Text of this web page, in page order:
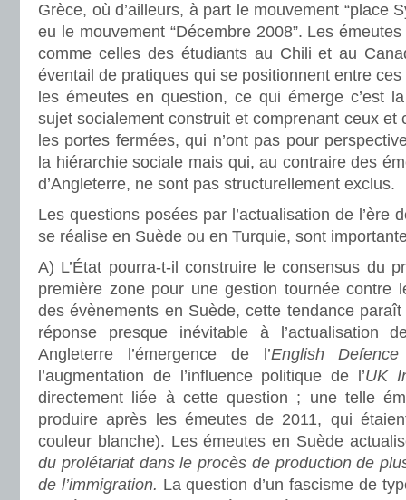
Grèce, où d’ailleurs, à part le mouvement “place
eu le mouvement “Décembre 2008”. Les
comme celles des étudiants au Chili et au
éventail de pratiques qui se positionnent entre
les émeutes en question, ce qui émerge c’est
sujet socialement construit et comprenant ceux et
les portes fermées, qui n’ont pas pour
la hiérarchie sociale mais qui, au contraire des
d’Angleterre, ne sont pas structurellement exclus.
Les questions posées par l’actualisation de l’ère
se réalise en Suède ou en Turquie, sont
Α) L’État pourra-t-il construire le consensus du
première zone pour une gestion tournée contre
des évènements en Suède, cette tendance
réponse presque inévitable à l’actualisation
Angleterre l’émergence de l’English
l’augmentation de l’influence politique de l’UK
directement liée à cette question ; une telle
produire après les émeutes de 2011, qui
couleur blanche). Les émeutes en Suède
du prolétariat dans le procès de production de
de l’immigration. La question d’un fascisme de